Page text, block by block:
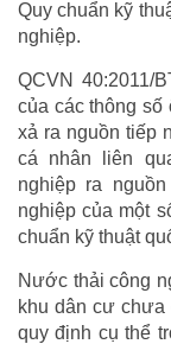
Quy chuẩn kỹ
nghiệp.
QCVN 40:2011/
của các thông số
xả ra nguồn tiếp
cá nhân liên
nghiệp ra
nghiệp của một
chuẩn kỹ thuật
Nước thải công
khu dân cư
quy định cụ thể